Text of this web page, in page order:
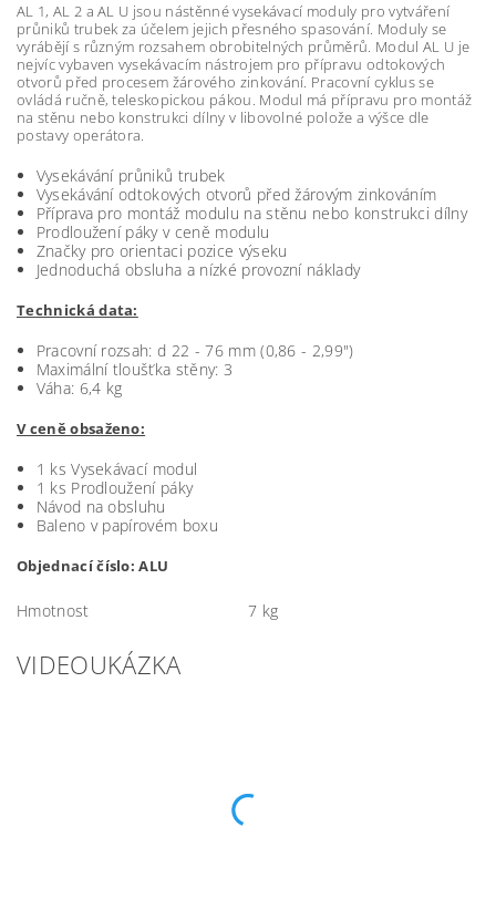
AL 1, AL 2 a AL U jsou nástěnné vysekávací moduly pro vytváření
průniků trubek za účelem jejich přesného spasování. Moduly se
vyrábějí s různým rozsahem obrobitelných průměrů. Modul AL U je
nejvíc vybaven vysekávacím nástrojem pro přípravu odtokových
otvorů před procesem žárového zinkování. Pracovní cyklus se
ovládá ručně, teleskopickou pákou. Modul má přípravu pro montáž
na stěnu nebo konstrukci dílny v libovolné polože a výšce dle
postavy operátora.
Vysekávání průniků trubek
Vysekávání odtokových otvorů před žárovým zinkováním
Příprava pro montáž modulu na stěnu nebo konstrukci dílny
Prodloužení páky v ceně modulu
Značky pro orientaci pozice výseku
Jednoduchá obsluha a nízké provozní náklady
Technická data:
Pracovní rozsah: d 22 - 76 mm (0,86 - 2,99")
Maximální tloušťka stěny: 3
Váha: 6,4 kg
V ceně obsaženo:
1 ks Vysekávací modul
1 ks Prodloužení páky
Návod na obsluhu
Baleno v papírovém boxu
Objednací číslo: ALU
Hmotnost 7 kg
VIDEOUKÁZKA